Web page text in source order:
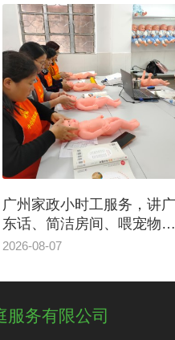
流程价位需列明。
广州家政小时工服务，讲广
东话、简洁房间、喂宠物吃
东西
2026-08-07
服务有限公司